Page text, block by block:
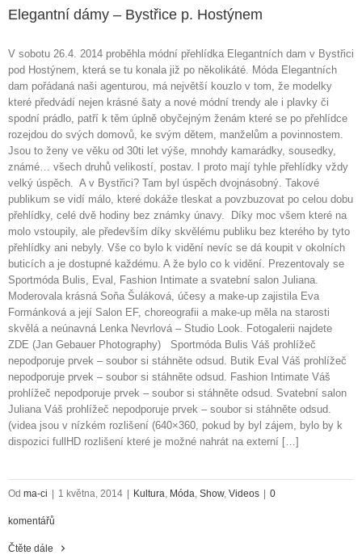
Elegantní dámy – Bystřice p. Hostýnem
V sobotu 26.4. 2014 proběhla módní přehlídka Elegantních dam v Bystřici
pod Hostýnem, která se tu konala již po několikáté. Móda Elegantních
dam pořádaná naši agenturou, má největší kouzlo v tom, že modelky
které předvádí nejen krásné šaty a nové módní trendy ale i plavky či
spodní prádlo, patří k těm úplně obyčejným ženám které se po přehlídce
rozejdou do svých domovů, ke svým dětem, manželům a povinnostem.
Jsou to ženy ve věku od 30ti let výše, mnohdy kamarádky, sousedky,
známé… všech druhů velikostí, postav. I proto mají tyhle přehlídky vždy
velký úspěch. A v Bystřici? Tam byl úspěch dvojnásobný. Takové
publikum se vidí málo, které dokáže tleskat a povzbuzovat po celou dobu
přehlídky, celé dvě hodiny bez známky únavy. Díky moc všem které na
molo vstoupily, ale především díky skvělému publiku bez kterého by tyto
přehlídky ani nebyly. Vše co bylo k vidění nevíc se dá koupit v okolních
buticích a je dostupné každému. A že bylo co k vidění. Prezentovaly se
Sportmóda Bulis, Eval, Fashion Intimate a svatební salon Juliana.
Moderovala krásná Soňa Šuláková, účesy a make-up zajistila Eva
Formánková a její Salon EF, choreografii a make-up měla na starosti
skvělá a neúnavná Lenka Nevrlová – Studio Look. Fotogalerii najdete
ZDE (Jan Gebauer Photography) Sportmóda Bulis Váš prohlížeč
nepodporuje prvek – soubor si stáhněte odsud. Butik Eval Váš prohlížeč
nepodporuje prvek – soubor si stáhněte odsud. Fashion Intimate Váš
prohlížeč nepodporuje prvek – soubor si stáhněte odsud. Svatební salon
Juliana Váš prohlížeč nepodporuje prvek – soubor si stáhněte odsud.
(videa jsou v nízkém rozlišení (640×360, pokud by byl zájem, bylo by k
dispozici fullHD rozlišení které je možné nahrát na externí […]
Od ma-ci 1 května, 2014 Kultura, Móda, Show, Videos 0
komentářů
Čtěte dále